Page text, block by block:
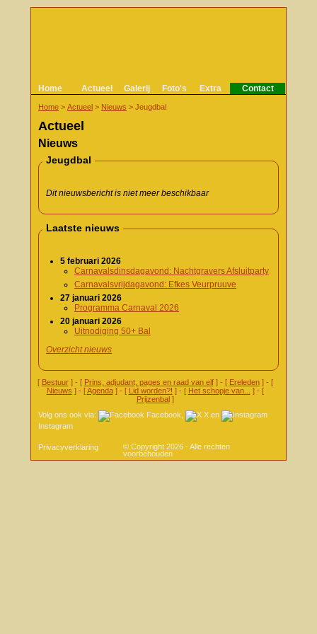
Home Actueel Galerij Foto's Extra Contact
Home > Actueel > Nieuws > Jeugdbal
Actueel
Nieuws
Jeugdbal
Dit nieuwsbericht is niet meer beschikbaar
Laatste nieuws
5 februari 2026
Carnavalsdinsdagavond: Nachtgravers Afsluitparty
Carnavalsvrijdagavond: Efkes Veurpruuve
27 januari 2026
Programma Carnaval 2026
20 januari 2026
Uitnodiging 50+ Bal
Overzicht nieuws
[ Bestuur] - [ Prins, adjudant, pages en raad van elf] - [ Ereleden] - [
Nieuws ] - [Agenda] - [ Lid worden?! ] - [ Het schopje van...
] - [
Prijzenbal]
Volg ons ook via:
Facebook X en
Instagram
Privacyverklaring
© Copyright 2026 - Alle rechten
voorbehouden